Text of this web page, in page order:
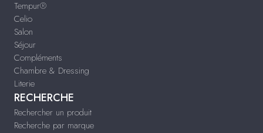
Tempur®
Celio
Salon
Séjour
Compléments
Chambre & Dressing
Literie
RECHERCHE
Rechercher un produit
Recherche par marque